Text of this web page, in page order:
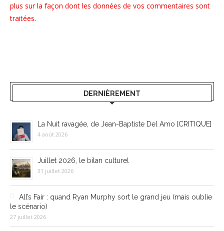
plus sur la façon dont les données de vos commentaires sont
traitées.
DERNIÈREMENT
La Nuit ravagée, de Jean-Baptiste Del Amo [CRITIQUE]
4 août 2026
Juillet 2026, le bilan culturel
31 juillet 2026
All’s Fair : quand Ryan Murphy sort le grand jeu (mais oublie
le scénario)
27 juillet 2026